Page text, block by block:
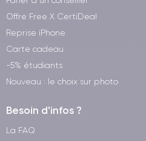
Offre Free X CertiDeal
Reprise iPhone
Carte cadeau
-5% étudiants
Nouveau : le choix sur photo
Besoin d'infos ?
La FAQ